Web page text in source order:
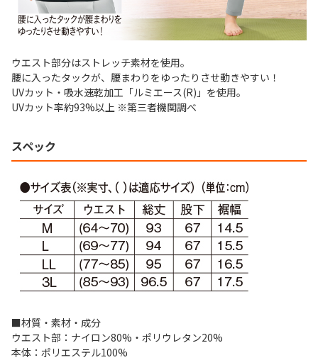
ウエスト部分はストレッチ素材を使用。
腰に入ったタックが、腰まわりをゆったりさせ動きやすい！
UVカット・吸水速乾加工「ルミエース(R)」を使用。
UVカット率約93%以上 ※第三者機関調べ
スペック
■材質・素材・成分
ウエスト部：ナイロン80%・ポリウレタン20%
本体：ポリエステル100%